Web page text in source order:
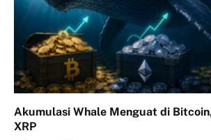
Akumulasi Whale Menguat di
XRP